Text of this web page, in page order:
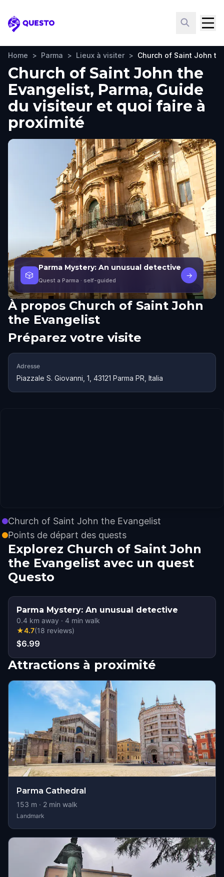
Questo
Home > Parma > Lieux à visiter > Church of Saint John
Church of Saint John the
Evangelist, Parma, Guide
du visiteur et quoi faire à
proximité
🎲
Parma Mystery: An unusual detective
Quest a Parma · self-guided
→
À propos Church of Saint John
the Evangelist
Préparez votre visite
Adresse
Piazzale S. Giovanni, 1, 43121 Parma PR, Italia
Church of Saint John the Evangelist
Points de départ des quests
Explorez Church of Saint John
the Evangelist avec un quest
Questo
Parma Mystery: An unusual detective
0.4 km away · 4 min walk
★4.7(18 reviews)
$6.99
Attractions à proximité
Parma Cathedral
153 m · 2 min walk
Landmark